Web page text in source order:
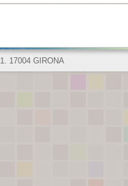
17004 GIRONA